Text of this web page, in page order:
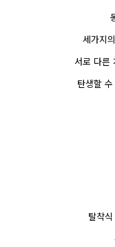
세가지
서로 다른
탄생할
탈착